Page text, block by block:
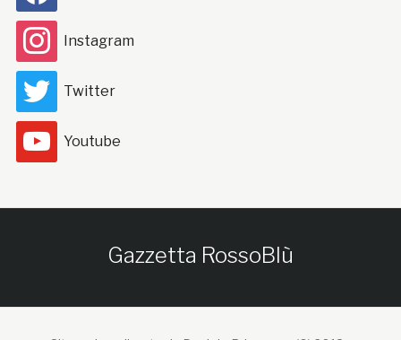
Instagram
Twitter
Youtube
Gazzetta RossoBlù